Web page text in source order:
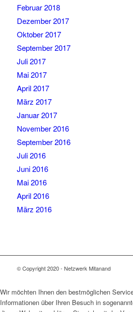
Februar 2018
Dezember 2017
Oktober 2017
September 2017
Juli 2017
Mai 2017
April 2017
März 2017
Januar 2017
November 2016
September 2016
Juli 2016
Juni 2016
Mai 2016
April 2016
März 2016
© Copyright 2020 - Netzwerk Mitanand
Wir möchten Ihnen den bestmöglichen
Informationen über Ihren Besuch in